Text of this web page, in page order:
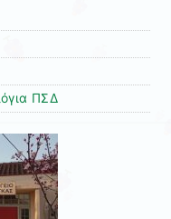
ΠΣΔ